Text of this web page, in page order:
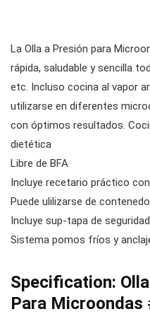
La Olla a Presión para
rápida, saludable y sencilla
etc. Incluso cocina al vapor
utilizarse en diferentes
con óptimos resultados.
dietética
Libre de BFA
Incluye recetario práctico
Puede ulilizarse de
Incluye sup-tapa de
Sistema pomos fríos y
Specification:
Para Microondas